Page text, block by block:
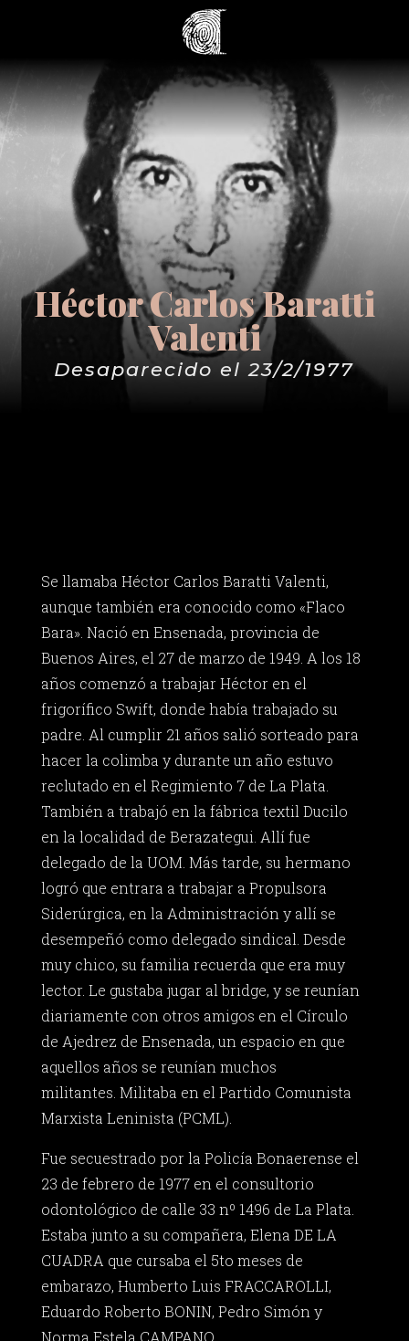
Héctor Carlos Baratti
Valenti
Desaparecido el 23/2/1977
Se llamaba Héctor Carlos Baratti Valenti,
aunque también era conocido como «Flaco
Bara». Nació en Ensenada, provincia de
Buenos Aires, el 27 de marzo de 1949. A los 18
años comenzó a trabajar Héctor en el
frigorífico Swift, donde había trabajado su
padre. Al cumplir 21 años salió sorteado para
hacer la colimba y durante un año estuvo
reclutado en el Regimiento 7 de La Plata.
También a trabajó en la fábrica textil Ducilo
en la localidad de Berazategui. Allí fue
delegado de la UOM. Más tarde, su hermano
logró que entrara a trabajar a Propulsora
Siderúrgica, en la Administración y allí se
desempeñó como delegado sindical. Desde
muy chico, su familia recuerda que era muy
lector. Le gustaba jugar al bridge, y se reunían
diariamente con otros amigos en el Círculo
de Ajedrez de Ensenada, un espacio en que
aquellos años se reunían muchos
militantes. Militaba en el Partido Comunista
Marxista Leninista (PCML).
Fue secuestrado por la Policía Bonaerense el
23 de febrero de 1977 en el consultorio
odontológico de calle 33 nº 1496 de La Plata.
Estaba junto a su compañera, Elena DE LA
CUADRA que cursaba el 5to meses de
embarazo, Humberto Luis FRACCAROLLI,
Eduardo Roberto BONIN, Pedro Simón y